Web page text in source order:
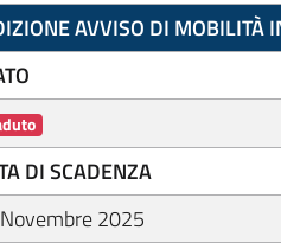
AVVISO DI MOBILITÀ
DI SCADENZA
2025